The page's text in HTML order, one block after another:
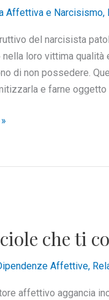
Affettiva e Narcisismo,
del narcisista
nella loro vittima
di non possedere.
e farne
che ti
Affettive,
affettivo aggancia